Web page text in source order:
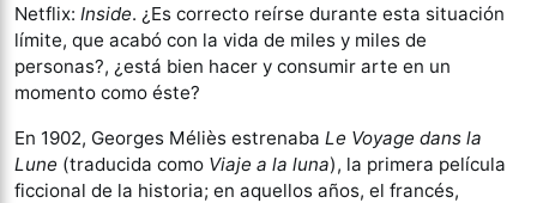
Netflix: Inside. ¿Es correcto reírse durante esta situación
límite, que acabó con la vida de miles y miles de
personas?, ¿está bien hacer y consumir arte en un
momento como éste?
En 1902, Georges Méliès estrenaba Le Voyage dans la
Lune (traducida como Viaje a la luna), la primera película
ficcional de la historia; en aquellos años, el francés,